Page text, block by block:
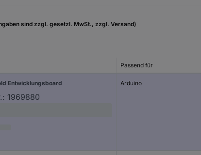
sind zzgl. gesetzl. MwSt., zzgl. Versand)
Passend für
Entwicklungsboard
1969880
Arduino